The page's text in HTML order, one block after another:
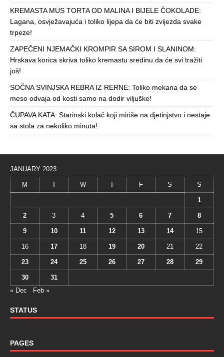
KREMASTA MUS TORTA OD MALINA I BIJELE ČOKOLADE:
Lagana, osvježavajuća i toliko lijepa da će biti zvijezda svake
trpeze!
ZAPEČENI NJEMAČKI KROMPIR SA SIROM I SLANINOM:
Hrskava korica skriva toliko kremastu sredinu da će svi tražiti
još!
SOČNA SVINJSKA REBRA IZ RERNE: Toliko mekana da se
meso odvaja od kosti samo na dodir viljuške!
ČUPAVA KATA: Starinski kolač koji miriše na djetinjstvo i nestaje
sa stola za nekoliko minuta!
JANUARY 2023
M T W T F S S
1
2 3 4 5 6 7 8
9 10 11 12 13 14 15
16 17 18 19 20 21 22
23 24 25 26 27 28 29
30
31
« Dec
Feb »
STATUS
PAGES